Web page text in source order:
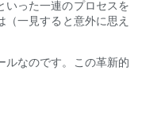
いった一連のプロセスを
一見すると意外に思え
ルなのです。この革新的